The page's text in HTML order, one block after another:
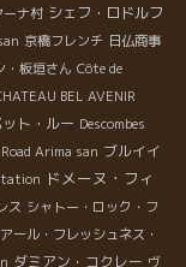
ーナ村 シェフ・ロドルフ
京橋フレンチ 日仏商事
・板垣さん Côte de
BEL AVENIR
ト・ルー Descombes
Arima san ブルイイ
ドメーヌ・フィ
ス シャトー・ロック・フ
ール・フレッシュネス・
ダミアン・コクレー ヴ